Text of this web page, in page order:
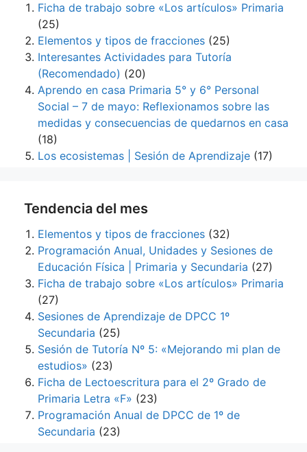
Ficha de trabajo sobre «Los artículos» Primaria
(25)
Elementos y tipos de fracciones (25)
Interesantes Actividades para Tutoría
(Recomendado) (20)
Aprendo en casa Primaria 5° y 6° Personal
Social – 7 de mayo: Reflexionamos sobre las
medidas y consecuencias de quedarnos en casa
(18)
Los ecosistemas | Sesión de Aprendizaje (17)
Tendencia del mes
Elementos y tipos de fracciones (32)
Programación Anual, Unidades y Sesiones de
Educación Física | Primaria y Secundaria (27)
Ficha de trabajo sobre «Los artículos» Primaria
(27)
Sesiones de Aprendizaje de DPCC 1º
Secundaria (25)
Sesión de Tutoría Nº 5: «Mejorando mi plan de
estudios» (23)
Ficha de Lectoescritura para el 2º Grado de
Primaria Letra «F» (23)
Programación Anual de DPCC de 1º de
Secundaria (23)